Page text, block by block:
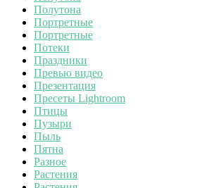
Полутона
Портретные
Портретные
Потеки
Праздники
Превью видео
Презентация
Пресеты Lightroom
Птицы
Пузыри
Пыль
Пятна
Разное
Растения